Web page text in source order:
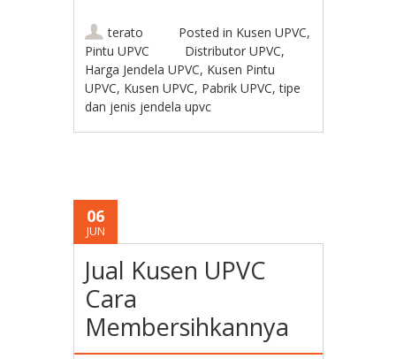
terato Posted in Kusen UPVC,
Pintu UPVC
Distributor UPVC,
Harga Jendela UPVC, Kusen Pintu
UPVC, Kusen UPVC, Pabrik UPVC,tipe
dan jenis jendela upvc
06
JUN
Jual Kusen UPVC
Cara
Membersihkannya